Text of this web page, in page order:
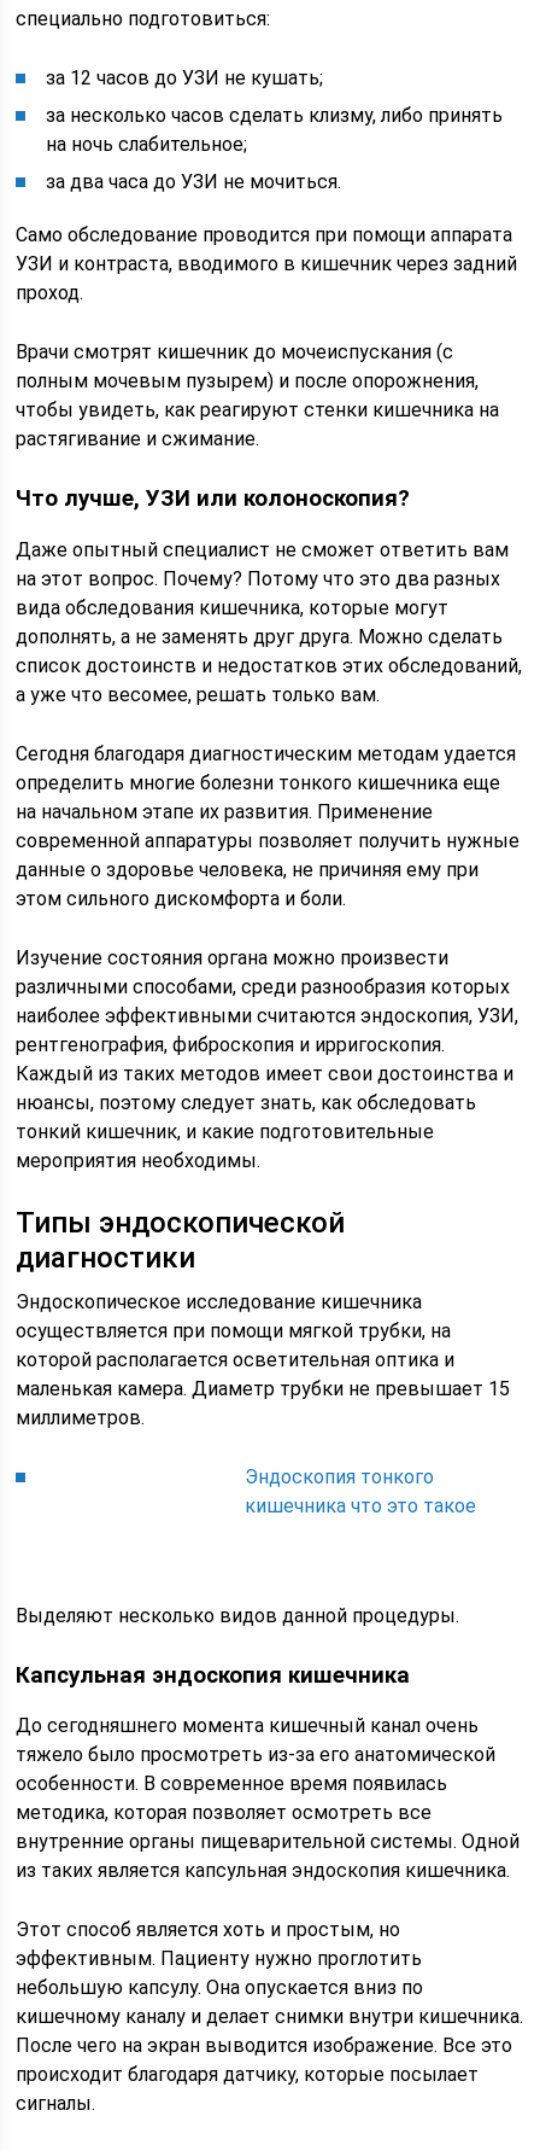
специально подготовиться:
за 12 часов до УЗИ не кушать;
за несколько часов сделать клизму, либо принять
на ночь слабительное;
за два часа до УЗИ не мочиться.
Само обследование проводится при помощи аппарата
УЗИ и контраста, вводимого в кишечник через задний
проход.
Врачи смотрят кишечник до мочеиспускания (с
полным мочевым пузырем) и после опорожнения,
чтобы увидеть, как реагируют стенки кишечника на
растягивание и сжимание.
Что лучше, УЗИ или колоноскопия?
Даже опытный специалист не сможет ответить вам
на этот вопрос. Почему? Потому что это два разных
вида обследования кишечника, которые могут
дополнять, а не заменять друг друга. Можно сделать
список достоинств и недостатков этих обследований,
а уже что весомее, решать только вам.
Сегодня благодаря диагностическим методам удается
определить многие болезни тонкого кишечника еще
на начальном этапе их развития. Применение
современной аппаратуры позволяет получить нужные
данные о здоровье человека, не причиняя ему при
этом сильного дискомфорта и боли.
Изучение состояния органа можно произвести
различными способами, среди разнообразия которых
наиболее эффективными считаются эндоскопия, УЗИ,
рентгенография, фиброскопия и ирригоскопия.
Каждый из таких методов имеет свои достоинства и
нюансы, поэтому следует знать, как обследовать
тонкий кишечник, и какие подготовительные
мероприятия необходимы.
Типы эндоскопической
диагностики
Эндоскопическое исследование кишечника
осуществляется при помощи мягкой трубки, на
которой располагается осветительная оптика и
маленькая камера. Диаметр трубки не превышает 15
миллиметров.
Эндоскопия тонкого
кишечника что это такое
Выделяют несколько видов данной процедуры.
Капсульная эндоскопия кишечника
До сегодняшнего момента кишечный канал очень
тяжело было просмотреть из-за его анатомической
особенности. В современное время появилась
методика, которая позволяет осмотреть все
внутренние органы пищеварительной системы. Одной
из таких является капсульная эндоскопия кишечника.
Этот способ является хоть и простым, но
эффективным. Пациенту нужно проглотить
небольшую капсулу. Она опускается вниз по
кишечному каналу и делает снимки внутри кишечника.
После чего на экран выводится изображение. Все это
происходит благодаря датчику, которые посылает
сигналы.